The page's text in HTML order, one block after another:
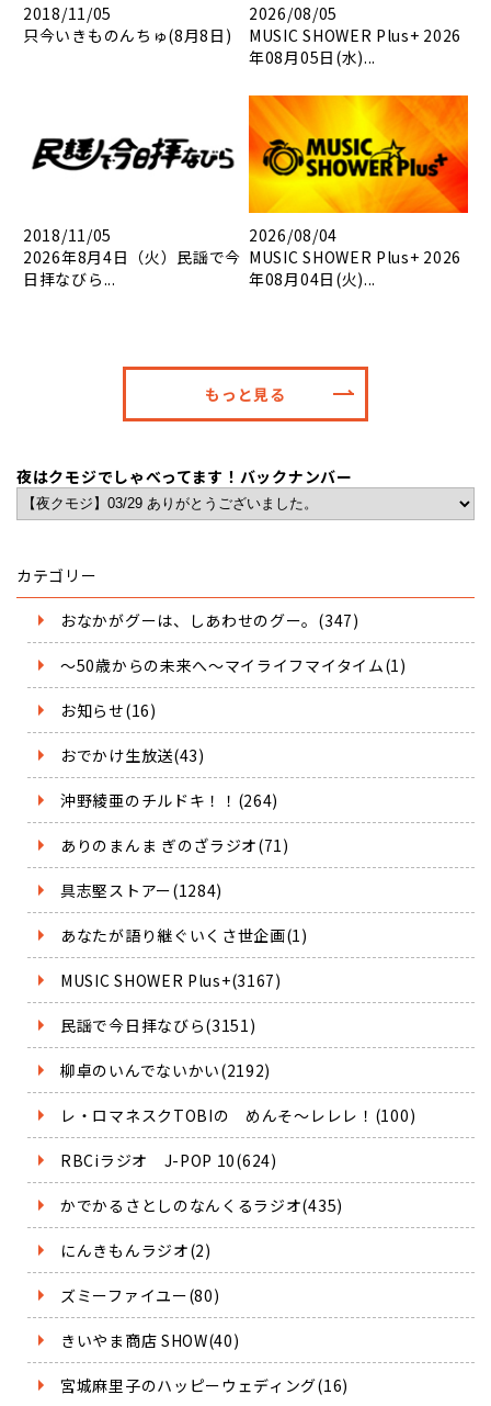
2018/11/05
只今いきものんちゅ(8月8日)
2026/08/05
MUSIC SHOWER Plus+ 2026
年08月05日(水)...
2018/11/05
2026年8月4日（火）民謡で今
日拝なびら...
2026/08/04
MUSIC SHOWER Plus+ 2026
年08月04日(火)...
もっと見る
夜はクモジでしゃべってます！バックナンバー
カテゴリー
おなかがグーは、しあわせのグー。(347)
～50歳からの未来へ～マイライフマイタイム(1)
お知らせ(16)
おでかけ生放送(43)
沖野綾亜のチルドキ！！(264)
ありのまんま ぎのざラジオ(71)
具志堅ストアー(1284)
あなたが語り継ぐいくさ世企画(1)
MUSIC SHOWER Plus+(3167)
民謡で今日拝なびら(3151)
柳卓のいんでないかい(2192)
レ・ロマネスクTOBIの めんそ～レレレ！(100)
RBCiラジオ J-POP 10(624)
かでかるさとしのなんくるラジオ(435)
にんきもんラジオ(2)
ズミーファイユー(80)
きいやま商店 SHOW(40)
宮城麻里子のハッピーウェディング(16)